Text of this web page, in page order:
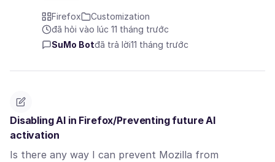
Firefox
Customization
đã hỏi vào lúc 11 tháng trước
SuMo Botđã trả lời11 tháng trước
Disabling AI in Firefox/Preventing future AI
activation
Is there any way I can prevent Mozilla from